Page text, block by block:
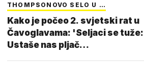
THOMPSONOVO SELO U …
Kako je počeo 2. svjetski rat u
Čavoglavama: 'Seljaci se tuže:
Ustaše nas pljač…